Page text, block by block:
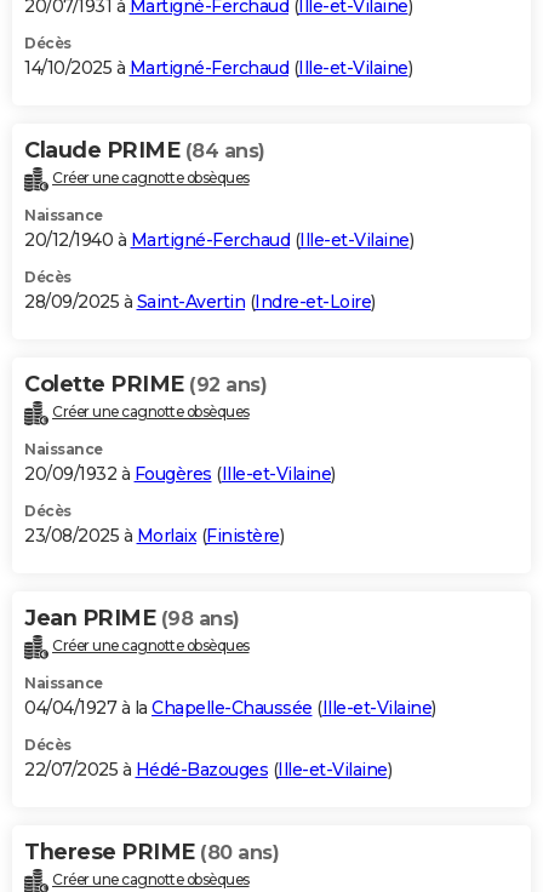
20/07/1931 à Martigné-Ferchaud ( Ille-et-Vilaine)
Décès
14/10/2025 à Martigné-Ferchaud (Ille-et-Vilaine)
Claude PRIME (84 ans)
Créer une cagnotte obsèques
Naissance
20/12/1940 à Martigné-Ferchaud (Ille-et-Vilaine)
Décès
28/09/2025 à Saint-Avertin (Indre-et-Loire)
Colette PRIME (92 ans)
Créer une cagnotte obsèques
Naissance
20/09/1932 à Fougères (Ille-et-Vilaine)
Décès
23/08/2025 à Morlaix(Finistère)
Jean PRIME (98 ans)
Créer une cagnotte obsèques
Naissance
04/04/1927 à la Chapelle-Chaussée (Ille-et-Vilaine)
Décès
22/07/2025 à Hédé-Bazouges (Ille-et-Vilaine)
Therese PRIME (80 ans)
Créer une cagnotte obsèques